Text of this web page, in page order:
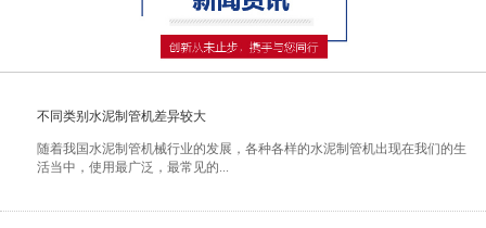
不同类别水泥制管机差异较大
随着我国水泥制管机械行业的发展，各种各样的水泥制管机出现在我们的生
活当中，使用最广泛，最常见的...